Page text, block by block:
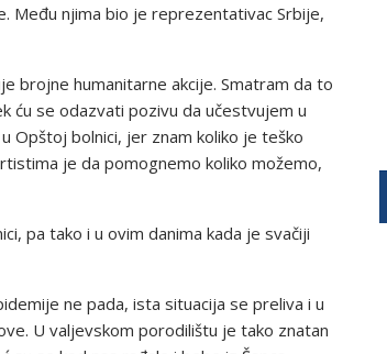
Među njima bio je reprezentativac Srbije,
brojne humanitarne akcije. Smatram da to
ću se odazvati pozivu da učestvujem u
Opštoj bolnici, jer znam koliko je teško
je da pomognemo koliko možemo,
pa tako i u ovim danima kada je svačiji
ne pada, ista situacija se preliva i u
U valjevskom porodilištu je tako znatan